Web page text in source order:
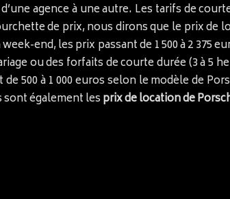
agence à une autre. Les tarifs de
de prix, nous dirons que le prix de
end, les prix passant de 1 500 à 2 375
ou des forfaits de courte durée (3 à 5
500 à 1 000 euros selon le modèle de
sont également lesprix de location de